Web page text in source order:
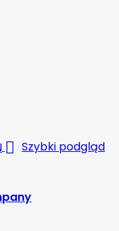
 Szybki podgląd